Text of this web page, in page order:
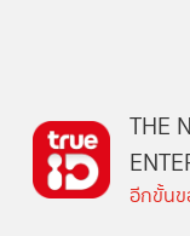
THE
อีกขั้นข